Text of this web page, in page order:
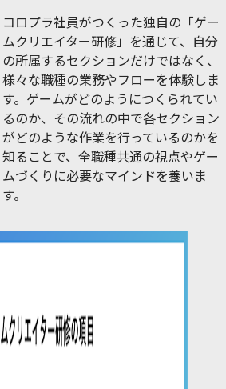
コロプラ社員がつくった独自の「ゲー
ムクリエイター研修」を通じて、自分
の所属するセクションだけではなく、
様々な職種の業務やフローを体験しま
す。ゲームがどのようにつくられてい
るのか、その流れの中で各セクション
がどのような作業を行っているのかを
知ることで、全職種共通の視点やゲー
ムづくりに必要なマインドを養いま
す。